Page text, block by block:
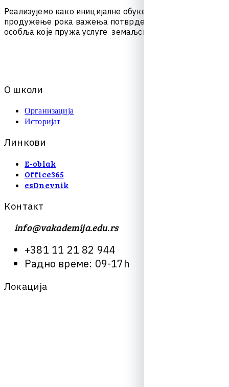
Реализујемо како иницијалне обуке
продужење рока важења потврде
особља које пружа услуге земаљск
О школи
Организација
Историјат
Лин кови
E-oblak
Office365
esDnevnik
Контакт
info@vakademija.edu.rs
+381 11 21 82 944
Радно време: 09-17h
Локација